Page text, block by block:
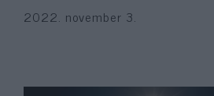
2022. november 3.